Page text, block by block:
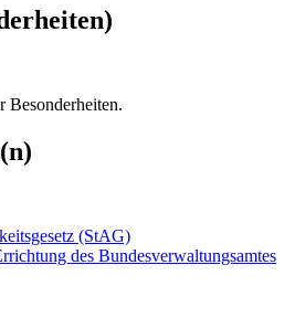
Besonderheiten.
(StAG)
des Bundesverwaltungsamtes